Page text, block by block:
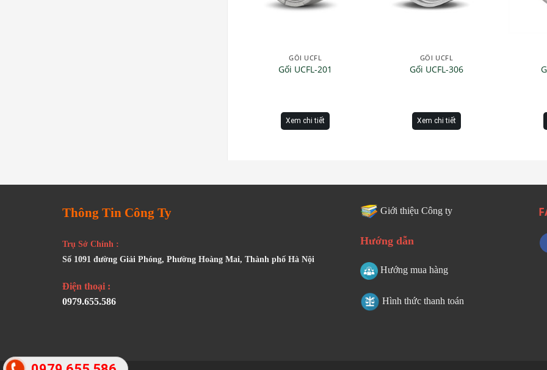
GỐI UCFL
Gối UCFL-201
Xem chi tiết
GỐI UCFL
Gối UCFL-306
Xem chi tiết
Thông Tin Công Ty
Trụ Sở Chính :
Số 1091 đường Giải Phóng, Phường Hoàng Mai, Thành phố Hà Nội
Điện thoại :
0979.655.586
Giới thiệu Công ty
Hướng dẫn
Hướng mua hàng
Hình thức thanh toán